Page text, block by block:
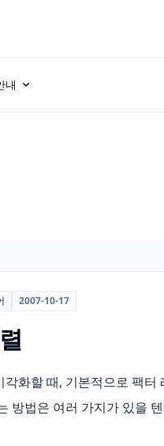
내
2007-10-17
화할 때, 기본적으로 팩
방법은 여러 가지가 있을